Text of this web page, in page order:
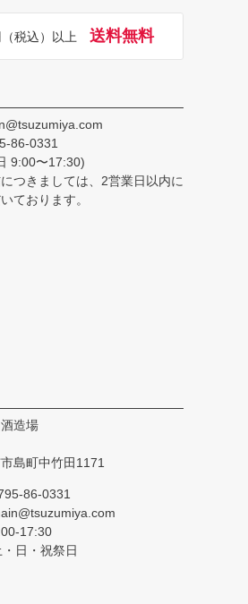
（税込）以上送料無料
86-0331
9:00〜17:30)
つきましては、2営業日以内に
ております。
造場
島町中竹田1171
86-0331
17:30
・日・祝祭日